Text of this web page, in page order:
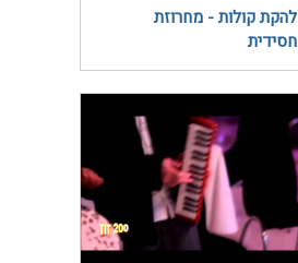
להקת קולות - מחרוזת
חסידית